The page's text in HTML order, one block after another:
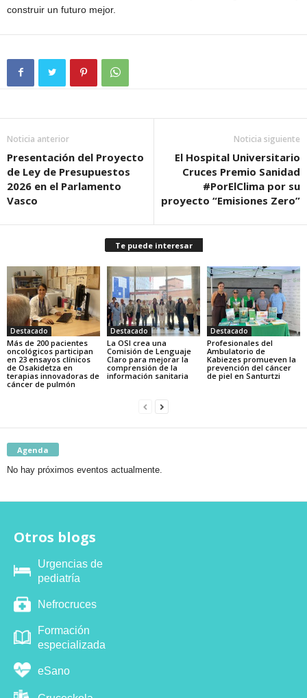
construir un futuro mejor.
Noticia anterior
Presentación del Proyecto
de Ley de Presupuestos
2026 en el Parlamento
Vasco
Noticia siguiente
El Hospital Universitario
Cruces Premio Sanidad
#PorElClima por su
proyecto “Emisiones Zero”
Te puede interesar
Destacado
Más de 200 pacientes
oncológicos participan
en 23 ensayos clínicos
de Osakidetza en
terapias innovadoras de
cáncer de pulmón
Destacado
La OSI crea una
Comisión de Lenguaje
Claro para mejorar la
comprensión de la
información sanitaria
Destacado
Profesionales del
Ambulatorio de
Kabiezes promueven la
prevención del cáncer
de piel en Santurtzi
Agenda
No hay próximos eventos actualmente.
Otros blogs
Urgencias de
pediatría
Nefrocruces
Formación
especializada
eSano